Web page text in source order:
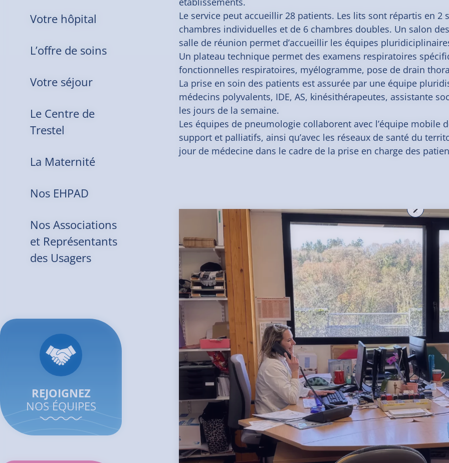
Votre hôpital
L’offre de soins
Votre séjour
Le Centre de
Trestel
La Maternité
Nos EHPAD
Nos Associations
et Représentants
des Usagers
REJOIGNEZ
NOS ÉQUIPES
Le service peut accueillir 28 patients. Les lits sont répartis en 2
chambres individuelles et de 6 chambres doubles. Un salon
salle de réunion permet d’accueillir les équipes
Un plateau technique permet des examens respiratoires
fonctionnelles respiratoires, myélogramme, pose de drain
La prise en soin des patients est assurée par une équipe
médecins polyvalents, IDE, AS, kinésithérapeutes, assistante
les jours de la semaine.
Les équipes de pneumologie collaborent avec l’équipe mobile
support et palliatifs, ainsi qu’avec les réseaux de santé du
jour de médecine dans le cadre de la prise en charge des